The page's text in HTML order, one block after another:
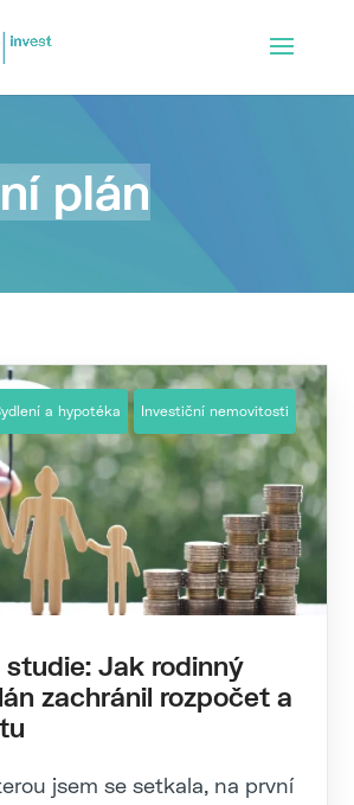
plán
a hypotéka Investiční nemovitosti
studie: Jak rodinný
zachránil rozpočet a
jsem se setkala, na první